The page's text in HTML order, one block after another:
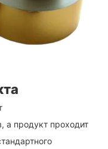
а продукт проходит